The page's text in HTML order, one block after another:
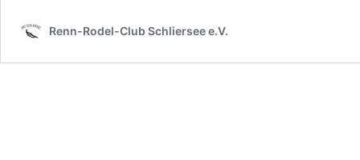
Renn-Rodel-Club Schliersee e.V.